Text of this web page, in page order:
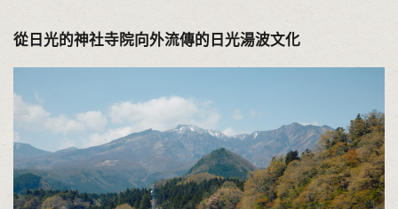
從日光的神社寺院向外流傳的日光湯波文化